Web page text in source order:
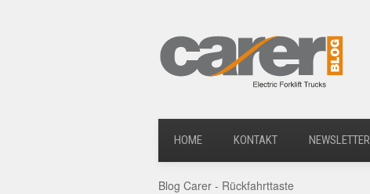
HOME KONTAKT NEWSLETTER
Blog Carer - Rückfahrttaste